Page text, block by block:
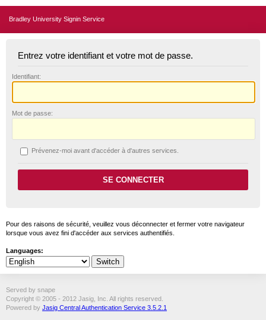
Bradley University Signin Service
Entrez votre identifiant et votre mot de passe.
Identifiant:
Mot de passe:
Prévenez-moi avant d'accéder à d'autres services.
Pour des raisons de sécurité, veuillez vous déconnecter et fermer votre navigateur
lorsque vous avez fini d'accéder aux services authentifiés.
Languages:
Served by snape
Copyright © 2005 - 2012 Jasig, Inc. All rights reserved.
Powered by Jasig Central Authentication Service 3.5.2.1